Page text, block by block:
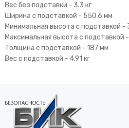
Вес без подставки - 3.3 кг
Ширина с подставкой - 550.6 мм
Минимальная высота с подставкой -
Максимальная высота с подставкой
Толщина с подставкой - 187 мм
Вес с подставкой - 4.91 кг